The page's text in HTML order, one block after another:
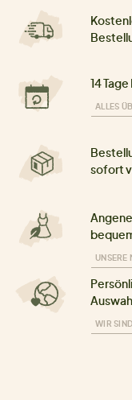
14
ALLES
sofort
UNSERE
WIR